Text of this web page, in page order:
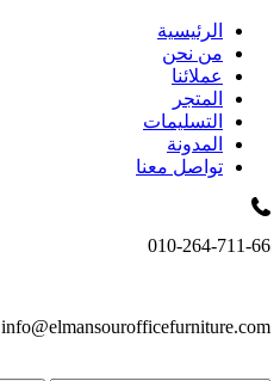
الرئيسية
من نحن
عملائنا
المتجر
التسليمات
المدونة
تواصل معنا
010-264-711-66
info@elmansourofficefurniture.com